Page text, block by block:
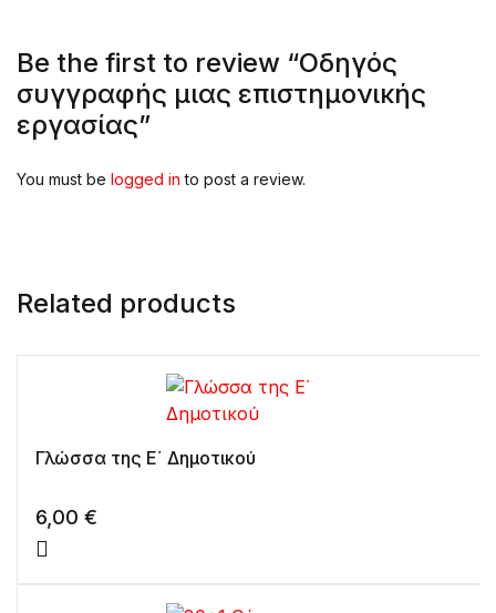
Be the first to review “Οδηγός
συγγραφής μιας επιστημονικής
εργασίας”
You must be logged in to post a review.
Related products
Γλώσσα της Ε΄ Δημοτικού
6,00 €